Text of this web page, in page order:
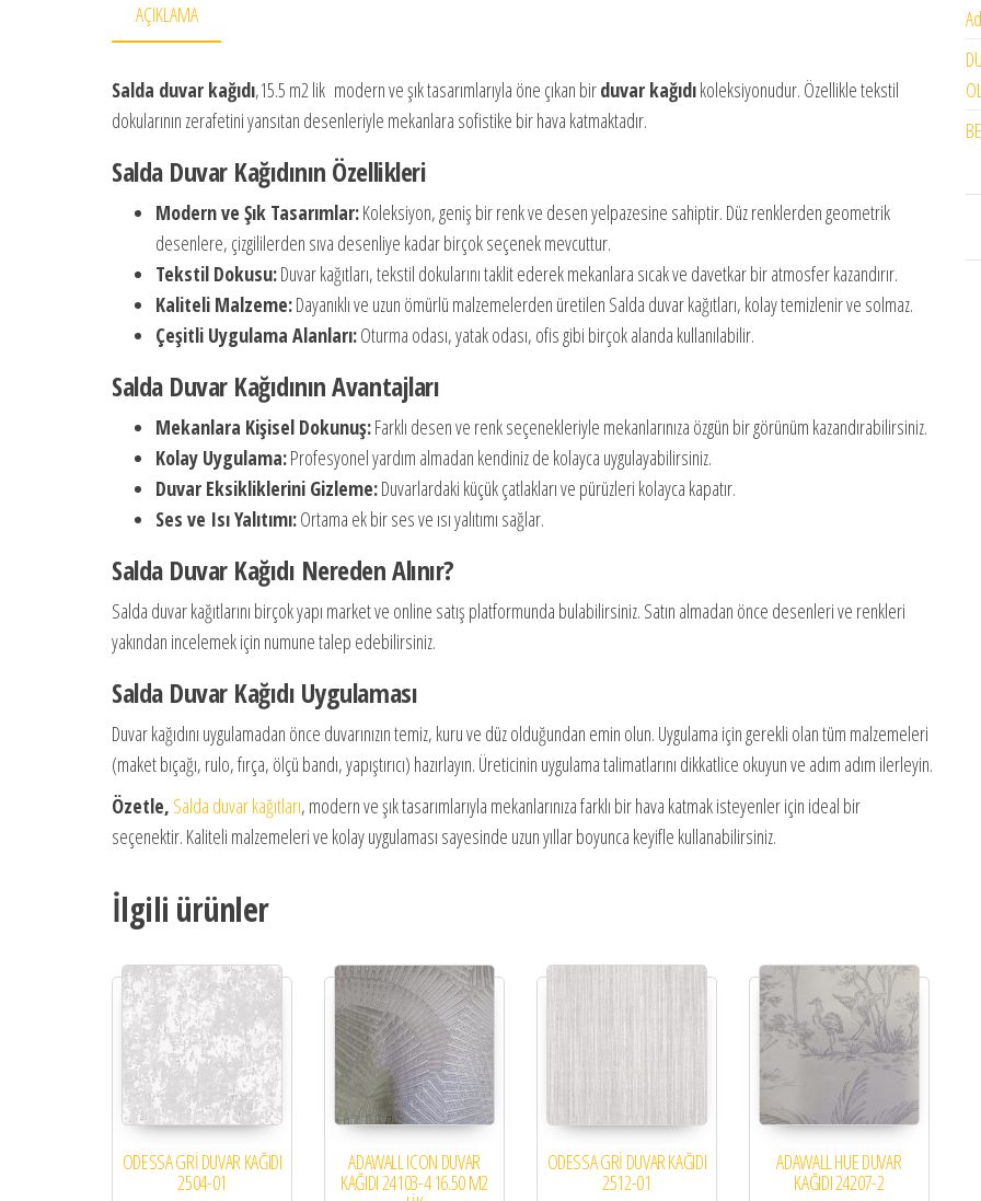
AÇIKLAMA
Salda duvar kağıdı,15.5 m2 lik modern ve şık tasarımlarıyla öne çıkan birduvar kağıdıkoleksiyonudur. Özellikle tekstil
dokularının zerafetini yansıtan desenleriyle mekanlara sofistike bir hava katmaktadır.
Salda Duvar Kağıdının Özellikleri
Modern ve Şık Tasarımlar:Koleksiyon, geniş bir renk ve desen yelpazesine sahiptir. Düz renklerden geometrik
desenlere, çizgililerden sıva desenliye kadar birçok seçenek mevcuttur.
Tekstil Dokusu:Duvar kağıtları, tekstil dokularını taklit ederek mekanlara sıcak ve davetkar bir atmosfer kazandırır.
Kaliteli Malzeme:Dayanıklı ve uzun ömürlü malzemelerden üretilen Salda duvar kağıtları, kolay temizlenir ve solmaz.
Çeşitli Uygulama Alanları:Oturma odası, yatak odası, ofis gibi birçok alanda kullanılabilir.
Salda Duvar Kağıdının Avantajları
Mekanlara Kişisel Dokunuş:Farklı desen ve renk seçenekleriyle mekanlarınıza özgün bir görünüm kazandırabilirsiniz.
Kolay Uygulama:Profesyonel yardım almadan kendiniz de kolayca uygulayabilirsiniz.
Duvar Eksikliklerini Gizleme:Duvarlardaki küçük çatlakları ve pürüzleri kolayca kapatır.
Ses ve Isı Yalıtımı:Ortama ek bir ses ve ısı yalıtımı sağlar.
Salda Duvar Kağıdı Nereden Alınır?
Salda duvar kağıtlarını birçok yapı market ve online satış platformunda bulabilirsiniz. Satın almadan önce desenleri ve renkleri
yakından incelemek için numune talep edebilirsiniz.
Salda Duvar Kağıdı Uygulaması
Duvar kağıdını uygulamadan önce duvarınızın temiz, kuru ve düz olduğundan emin olun. Uygulama için gerekli olan tüm malzemeleri
(maket bıçağı, rulo, fırça, ölçü bandı, yapıştırıcı) hazırlayın. Üreticinin uygulama talimatlarını dikkatlice okuyun ve adım adım ilerleyin.
Özetle, Salda duvar kağıtları, modern ve şık tasarımlarıyla mekanlarınıza farklı bir hava katmak isteyenler için ideal bir
seçenektir. Kaliteli malzemeleri ve kolay uygulaması sayesinde uzun yıllar boyunca keyifle kullanabilirsiniz.
İlgili ürünler
ODESSA GRİ DUVAR KAĞIDI
2504-01
ADAWALL ICON DUVAR
KAĞIDI 24103-4 16.50 M2
ODESSA GRİ DUVAR KAĞIDI
2512-01
ADAWALL HUE DUVAR
KAĞIDI 24207-2